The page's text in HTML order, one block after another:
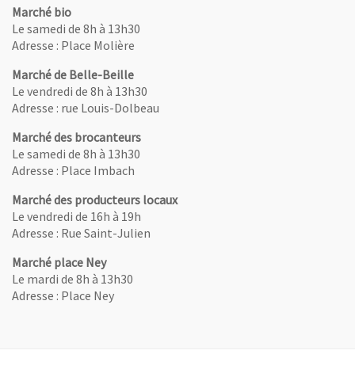
Marché bio
Le samedi de 8h à 13h30
Adresse : Place Molière
Marché de Belle-Beille
Le vendredi de 8h à 13h30
Adresse : rue Louis-Dolbeau
Marché des brocanteurs
Le samedi de 8h à 13h30
Adresse : Place Imbach
Marché des producteurs locaux
Le vendredi de 16h à 19h
Adresse : Rue Saint-Julien
Marché place Ney
Le mardi de 8h à 13h30
Adresse : Place Ney